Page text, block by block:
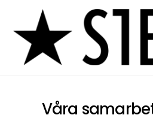
content
Våra